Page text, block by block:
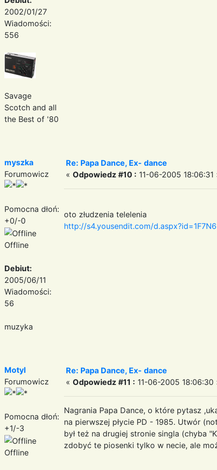
2002/01/27
Wiadomości:
556
Savage
Scotch and all
the Best of '80
myszka
Forumowicz
Pomocna dłoń:
+0/-0
Offline
Debiut:
2005/06/11
Wiadomości:
56
muzyka
Re: Papa Dance, Ex- dance
« Odpowiedz #10 : 11-06-2005 18:06:31
oto złudzenia telelenia
http://s4.yousendit.com/
Motyl
Forumowicz
Pomocna dłoń:
+1/-3
Offline
Re: Papa Dance, Ex- dance
« Odpowiedz #11 : 11-06-2005 18:06:30
Nagrania Papa Dance, o które pytasz
na pierwszej płycie PD - 1985. Utwór
był też na drugiej stronie singla (chyba
zdobyć te piosenki tylko w necie, ale